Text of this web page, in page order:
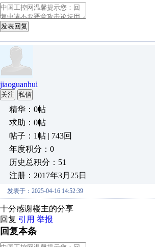
发表回复
jiaoguanhui
关注 私信
精华：0帖
求助：0帖
帖子：1帖 | 743回
年度积分：0
历史总积分：51
注册：2017年3月25日
发表于：2025-04-16 14:52:39
十分感谢楼主的分享
回复 引用 举报
回复本条